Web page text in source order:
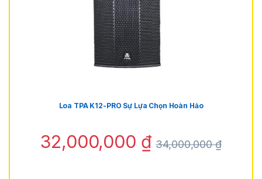
Loa TPA K12-PRO Sự Lựa Chọn Hoàn Hảo
32,000,000 ₫ 34,000,000₫